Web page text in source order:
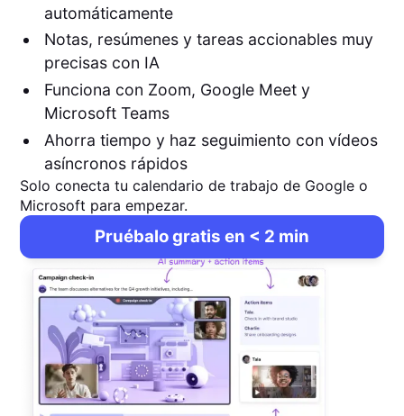
automáticamente
Notas, resúmenes y tareas accionables muy
precisas con IA
Funciona con Zoom, Google Meet y
Microsoft Teams
Ahorra tiempo y haz seguimiento con vídeos
asíncronos rápidos
Solo conecta tu calendario de trabajo de Google o
Microsoft para empezar.
Pruébalo gratis en < 2 min